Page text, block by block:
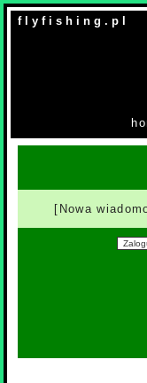
f l y f i s h i n g . p l
[Nowa